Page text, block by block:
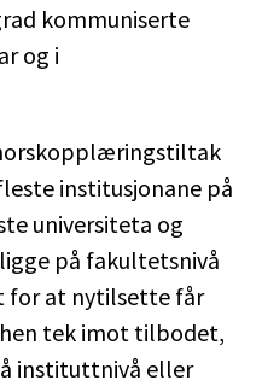
kommuniserte
og i
institusjonane på
universiteta og
på fakultetsnivå
for at nytilsette får
tek imot tilbodet,
instituttnivå eller